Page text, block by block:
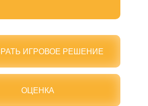
ОЦЕНКА
ИГРОВОЕ РЕШЕНИЕ